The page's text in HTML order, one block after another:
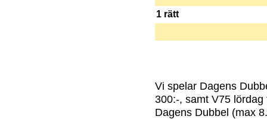
1 rätt
Vi spelar Dagens
300:-, samt V75
Dagens Dubbel (max